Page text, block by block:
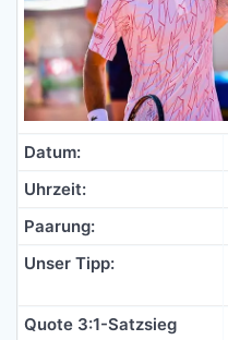
Datum:
Uhrzeit:
Paarung:
Unser Tipp:
Quote 3:1-Satzsieg